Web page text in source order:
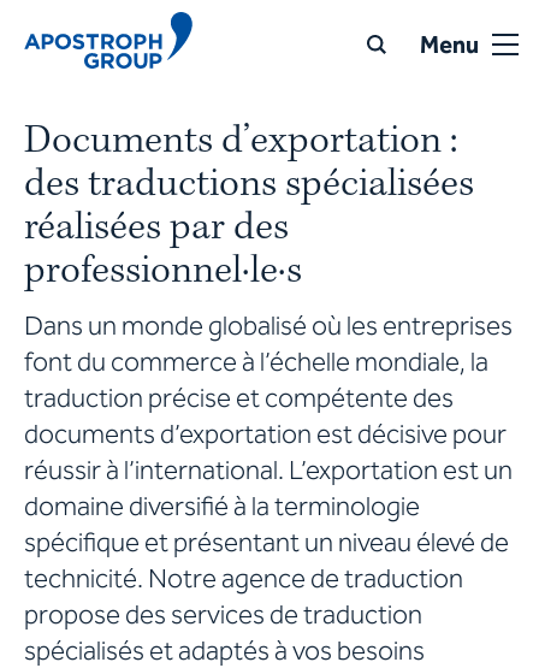
Menu
Documents d’exportation :
des traductions spécialisées
réalisées par des
professionnel·le·s
Dans un monde globalisé où les entreprises
font du commerce à l’échelle mondiale, la
traduction précise et compétente des
documents d’exportation est décisive pour
réussir à l’international. L’exportation est un
domaine diversifié à la terminologie
spécifique et présentant un niveau élevé de
technicité. Notre agence de traduction
propose des services de traduction
spécialisés et adaptés à vos besoins